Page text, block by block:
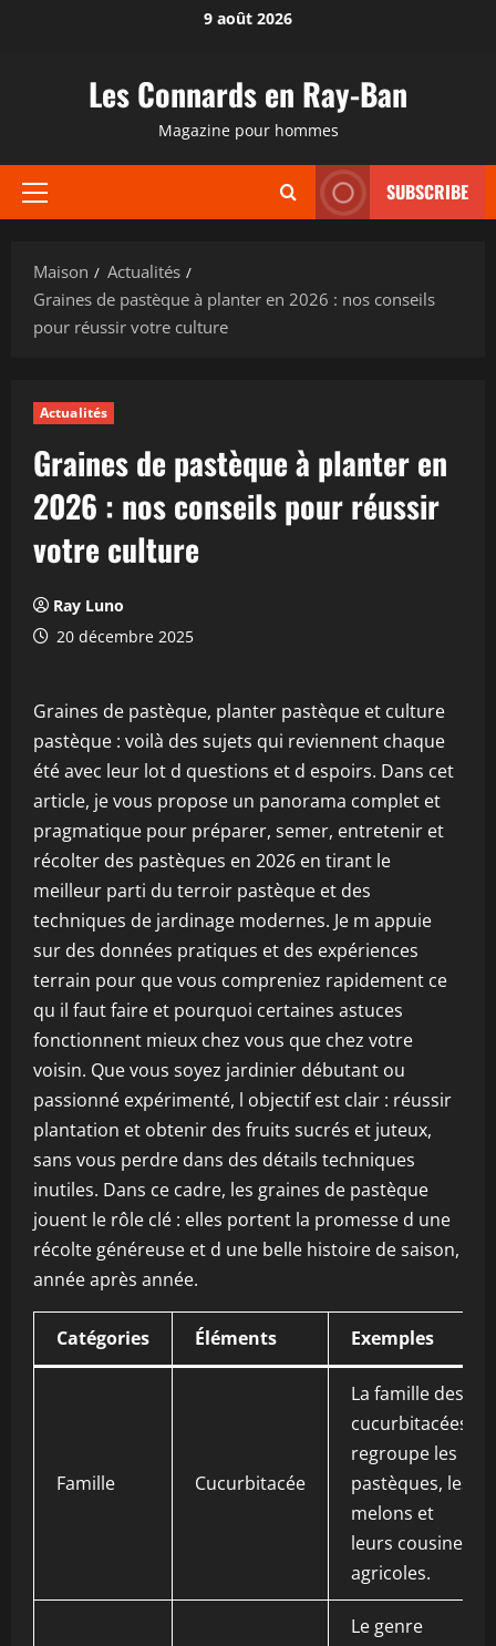
9 août 2026
Les Connards en Ray-Ban
Magazine pour hommes
Menu
SUBSCRIBE
Maison
Actualités
Graines de pastèque à planter en 2026 : nos conseils
pour réussir votre culture
Actualités
Graines de pastèque à planter en
2026 : nos conseils pour réussir
votre culture
Ray Luno
20 décembre 2025
Graines de pastèque, planter pastèque et culture
pastèque : voilà des sujets qui reviennent chaque
été avec leur lot d questions et d espoirs. Dans cet
article, je vous propose un panorama complet et
pragmatique pour préparer, semer, entretenir et
récolter des pastèques en 2026 en tirant le
meilleur parti du terroir pastèque et des
techniques de jardinage modernes. Je m appuie
sur des données pratiques et des expériences
terrain pour que vous compreniez rapidement ce
qu il faut faire et pourquoi certaines astuces
fonctionnent mieux chez vous que chez votre
voisin. Que vous soyez jardinier débutant ou
passionné expérimenté, l objectif est clair : réussir
plantation et obtenir des fruits sucrés et juteux,
sans vous perdre dans des détails techniques
inutiles. Dans ce cadre, les graines de pastèque
jouent le rôle clé : elles portent la promesse d une
récolte généreuse et d une belle histoire de saison,
année après année.
Catégories Éléments Exemples
Famille Cucurbitacée
La famille des
cucurbitacées
regroupe les
pastèques, les
melons et
leurs cousines
agricoles.
Le genre